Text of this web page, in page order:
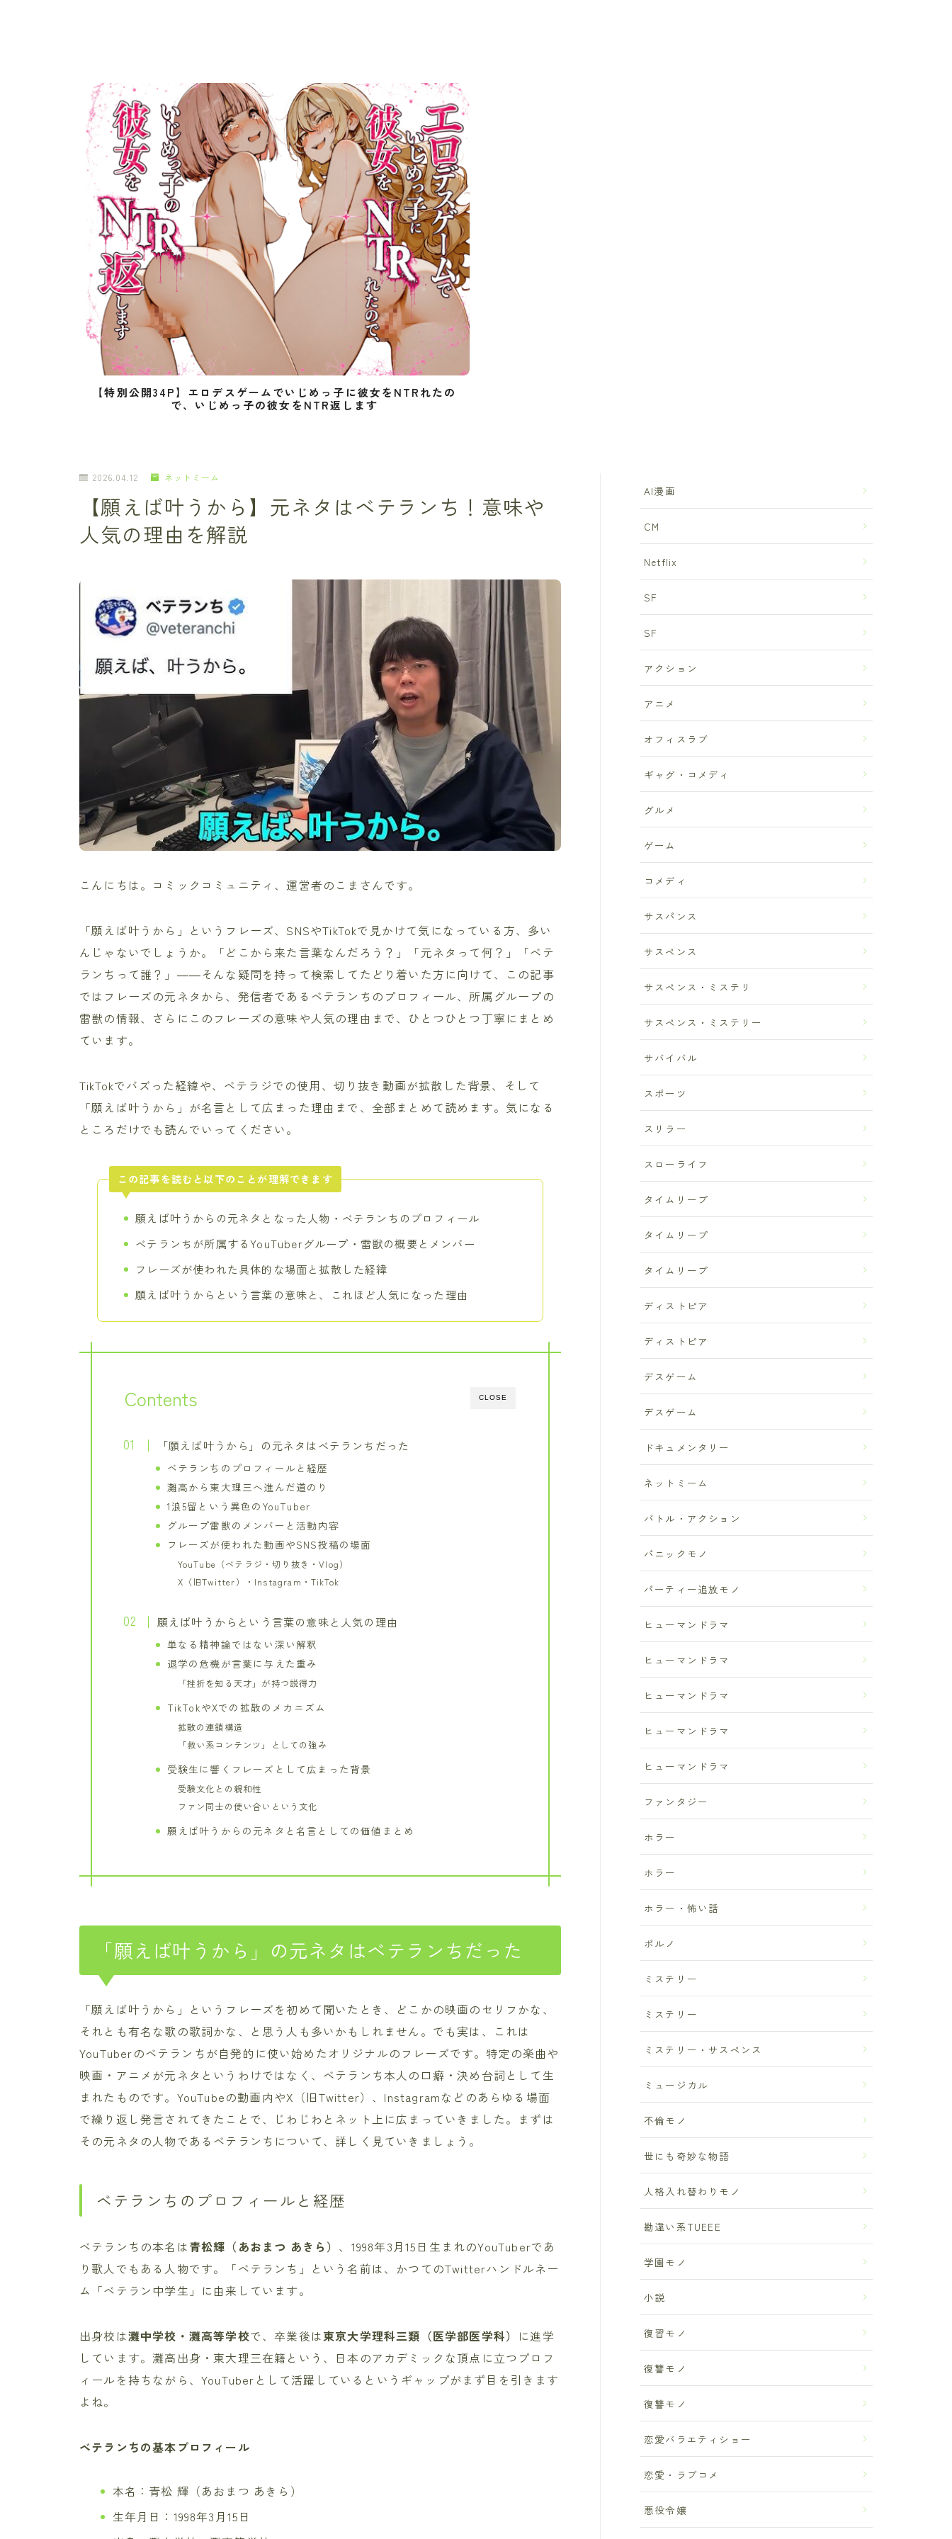
【特別公開34P】エロデスゲームでいじめっ子に彼女をNTRれたの
で、いじめっ子の彼女をNTR返します
2026.04.12 ネットミーム
【願えば叶うから】元ネタはベテランち！意味や
人気の理由を解説
こんにちは。コミックコミュニティ、運営者のこまさんです。
「願えば叶うから」というフレーズ、SNSやTikTokで見かけて気になっている方、多い
んじゃないでしょうか。「どこから来た言葉なんだろう？」「元ネタって何？」「ベテ
ランちって誰？」――そんな疑問を持って検索してたどり着いた方に向けて、この記事
ではフレーズの元ネタから、発信者であるベテランちのプロフィール、所属グループの
雷獣の情報、さらにこのフレーズの意味や人気の理由まで、ひとつひとつ丁寧にまとめ
ています。
TikTokでバズった経緯や、ベテラジでの使用、切り抜き動画が拡散した背景、そして
「願えば叶うから」が名言として広まった理由まで、全部まとめて読めます。気になる
ところだけでも読んでいってください。
この記事を読むと以下のことが理解できます
願えば叶うからの元ネタとなった人物・ベテランちのプロフィール
ベテランちが所属するYouTuberグループ・雷獣の概要とメンバー
フレーズが使われた具体的な場面と拡散した経緯
願えば叶うからという言葉の意味と、これほど人気になった理由
CLOSE
Contents
「願えば叶うから」の元ネタはベテランちだった
ベテランちのプロフィールと経歴
灘高から東大理三へ進んだ道のり
1浪5留という異色のYouTuber
グループ雷獣のメンバーと活動内容
フレーズが使われた動画やSNS投稿の場面
YouTube（ベテラジ・切り抜き・Vlog）
X（旧Twitter）・Instagram・TikTok
願えば叶うからという言葉の意味と人気の理由
単なる精神論ではない深い解釈
退学の危機が言葉に与えた重み
「挫折を知る天才」が持つ説得力
TikTokやXでの拡散のメカニズム
拡散の連鎖構造
「救い系コンテンツ」としての強み
受験生に響くフレーズとして広まった背景
受験文化との親和性
ファン同士の使い合いという文化
願えば叶うからの元ネタと名言としての価値まとめ
「願えば叶うから」の元ネタはベテランちだった
「願えば叶うから」というフレーズを初めて聞いたとき、どこかの映画のセリフかな、
それとも有名な歌の歌詞かな、と思う人も多いかもしれません。でも実は、これは
YouTuberのベテランちが自発的に使い始めたオリジナルのフレーズです。特定の楽曲や
映画・アニメが元ネタというわけではなく、ベテランち本人の口癖・決め台詞として生
まれたものです。YouTubeの動画内やX（旧Twitter）、Instagramなどのあらゆる場面
で繰り返し発言されてきたことで、じわじわとネット上に広まっていきました。まずは
その元ネタの人物であるベテランちについて、詳しく見ていきましょう。
ベテランちのプロフィールと経歴
ベテランちの本名は青松輝（あおまつ あきら） 、1998年3月15日生まれのYouTuberであ
り歌人でもある人物です。「ベテランち」という名前は、かつてのTwitterハンドルネー
ム「ベテラン中学生」に由来しています。
出身校は灘中学校・灘高等学校で、卒業後は東京大学理科三類（医学部医学科） に進学
しています。灘高出身・東大理三在籍という、日本のアカデミックな頂点に立つプロフ
ィールを持ちながら、YouTuberとして活躍しているというギャップがまず目を引きます
よね。
ベテランちの基本プロフィール
本名：青松 輝（あおまつ あきら）
生年月日：1998年3月15日
AI漫画
CM
Netflix
SF
SF
アクション
アニメ
オフィスラブ
ギャグ・コメディ
グルメ
ゲーム
コメディ
サスパンス
サスペンス
サスペンス・ミステリ
サスペンス・ミステリー
サバイバル
スポーツ
スリラー
スローライフ
タイムリープ
タイムリープ
タイムリープ
ディストピア
ディストピア
デスゲーム
デスゲーム
ドキュメンタリー
ネットミーム
バトル・アクション
パニックモノ
パーティー追放モノ
ヒューマンドラマ
ヒューマンドラマ
ヒューマンドラマ
ヒューマンドラマ
ヒューマンドラマ
ファンタジー
ホラー
ホラー
ホラー・怖い話
ポルノ
ミステリー
ミステリー
ミステリー・サスペンス
ミュージカル
不倫モノ
世にも奇妙な物語
人格入れ替わりモノ
勘違い系TUEEE
学園モノ
小説
復習モノ
復讐モノ
復讐モノ
恋愛バラエティショー
恋愛・ラブコメ
悪役令嬢